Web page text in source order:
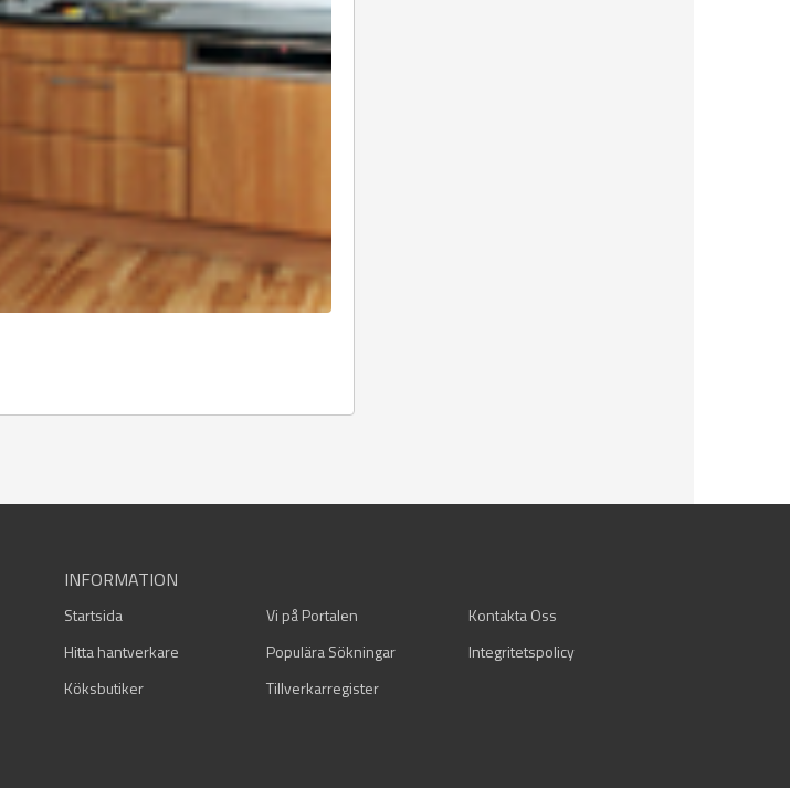
INFORMATION
Startsida Vi på Portalen
Kontakta Oss
Hitta hantverkare
Populära Sökningar
Integritetspolicy
Köksbutiker
Tillverkarregister